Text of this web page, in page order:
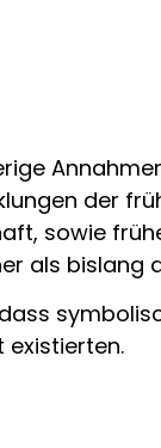
der
sowie
als bislang